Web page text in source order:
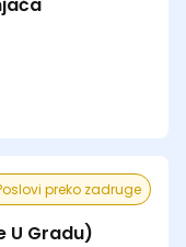
preko zadruge
U Gradu)